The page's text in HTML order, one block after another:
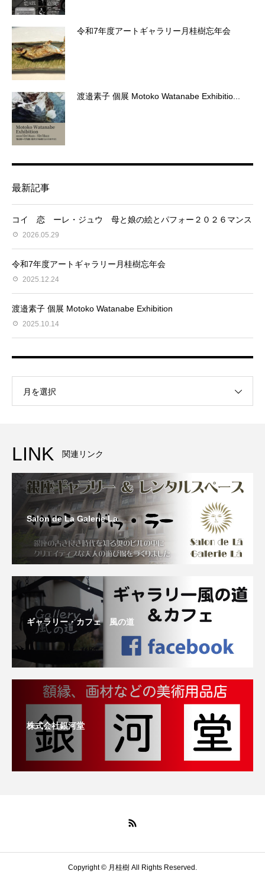
令和7年度アートギャラリー月桂樹忘年会
渡邉素子 個展 Motoko Watanabe Exhibitio...
最新記事
コイ 恋 ーレ・ジュウ 母と娘の絵とパフォー２０２６マンス
2026.05.29
令和7年度アートギャラリー月桂樹忘年会
2025.12.24
渡邉素子 個展 Motoko Watanabe Exhibition
2025.10.14
月を選択
LINK 関連リンク
Salon de La Galerie La
ギャラリー・カフェ 風の道
株式会社銀河堂
Copyright © 月桂樹 All Rights Reserved.